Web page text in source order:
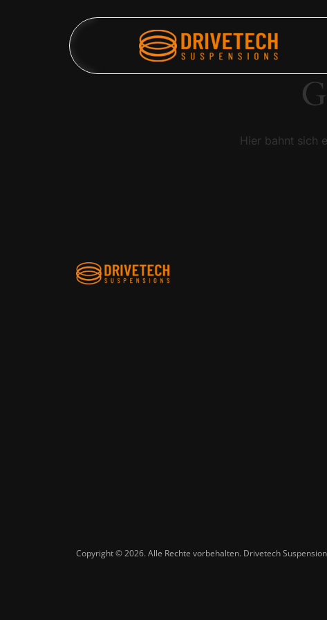
Hier bahnt sich
Copyright © 2026. Alle Rechte vorbehalten. Drivetech